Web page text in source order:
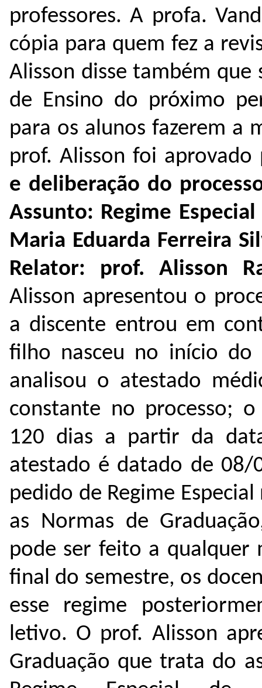
professores. A profa.
cópia para quem fez a
Alisson disse também que
de Ensino do próximo
para os alunos fazerem a
prof. Alisson foi
e deliberação do
Assunto: Regime
Maria Eduarda Ferreira
Relator: prof. Alisson
Alisson apresentou o
a discente entrou em
filho nasceu no início do
analisou o atestado
constante no processo;
120 dias a partir da
atestado é datado de 08/
pedido de Regime
as Normas de
pode ser feito a qualquer
final do semestre, os
esse regime
letivo. O prof. Alisson
Graduação que trata do